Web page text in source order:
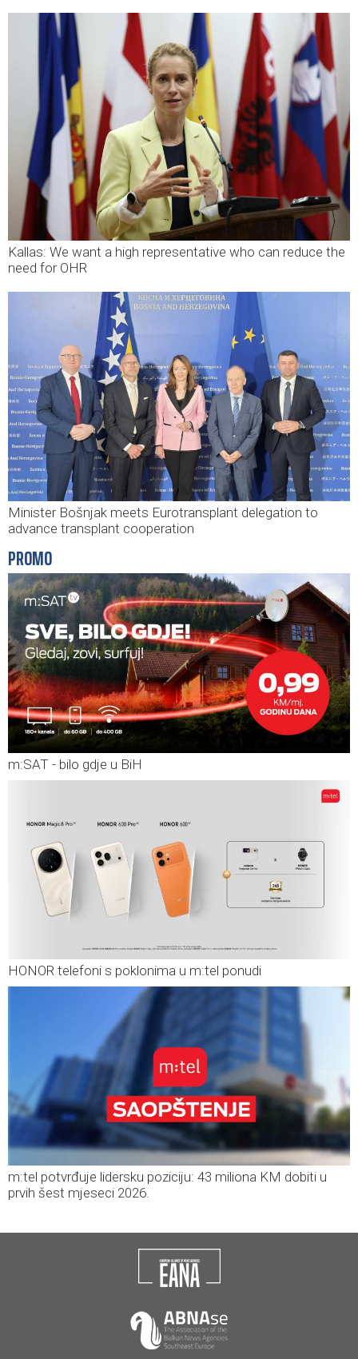
Kallas: We want a high representative who can reduce the
need for OHR
Minister Bošnjak meets Eurotransplant delegation to
advance transplant cooperation
PROMO
m:SAT - bilo gdje u BiH
HONOR telefoni s poklonima u m:tel ponudi
m:tel potvrđuje lidersku poziciju: 43 miliona KM dobiti u
prvih šest mjeseci 2026.